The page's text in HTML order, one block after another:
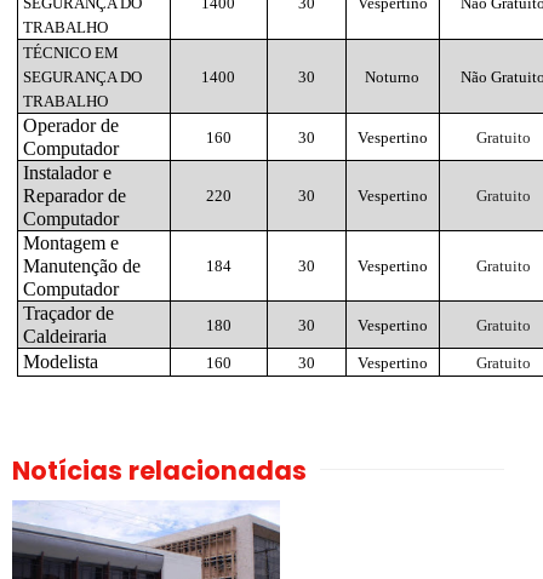
TRABALHO
TÉCNICO EM
SEGURANÇA DO
TRABALHO
1400 30 Noturno Não
Operador de
Computador
160 30 Vespertino Gratuito
Instalador e
Reparador de
Computador
220 30 Vespertino Gratuito
Montagem e
Manutenção de
Computador
184 30 Vespertino Gratuito
Traçador de
Caldeiraria
180 30 Vespertino Gratuito
Modelista 160 30 Vespertino Gratuito
Notícias relacionadas